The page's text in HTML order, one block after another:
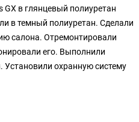
в глянцевый полиуретан
в темный полиуретан. Сделали
салона. Отремонтировали
его. Выполнили
Установили охранную систему